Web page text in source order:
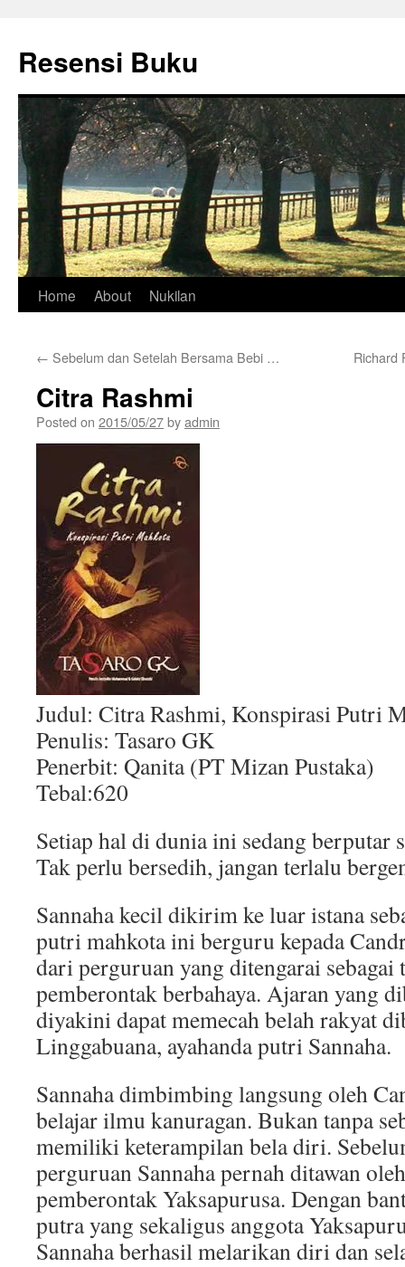
content
Resensi Buku
Home About Nukilan
← Sebelum dan Setelah Bersama Bebi … Richard
Citra Rashmi
Posted on 2015/05/27byadmin
Judul: Citra Rashmi, Konspirasi Putri
Penulis: Tasaro GK
Penerbit: Qanita (PT Mizan Pustaka)
Tebal:620
Setiap hal di dunia ini sedang berputar
Tak perlu bersedih, jangan terlalu
Sannaha kecil dikirim ke luar istana
putri mahkota ini berguru kepada
dari perguruan yang ditengarai sebagai
pemberontak berbahaya. Ajaran yang
diyakini dapat memecah belah rakyat
Linggabuana, ayahanda putri Sannaha.
Sannaha dimbimbing langsung oleh
belajar ilmu kanuragan. Bukan tanpa
memiliki keterampilan bela diri.
perguruan Sannaha pernah ditawan
pemberontak Yaksapurusa. Dengan
putra yang sekaligus anggota
Sannaha berhasil melarikan diri dan